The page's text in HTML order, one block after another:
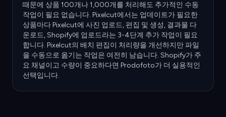
때문에 상품 100개나 1,000개를 처리해도 추가적인 수동
작업이 필요 없습니다. Pixelcut에서는 업데이트가 필요한
상품마다 Pixelcut에 사진 업로드, 편집 및 생성, 결과물 다
운로드, Shopify에 업로드라는 3-4단계 추가 작업이 필요
합니다. Pixelcut의 배치 편집이 처리량을 개선하지만 파일
을 수동으로 옮기는 작업은 여전히 남습니다. Shopify가 주
요 채널이고 수량이 중요하다면 Prodofoto가 더 실용적인
선택입니다.